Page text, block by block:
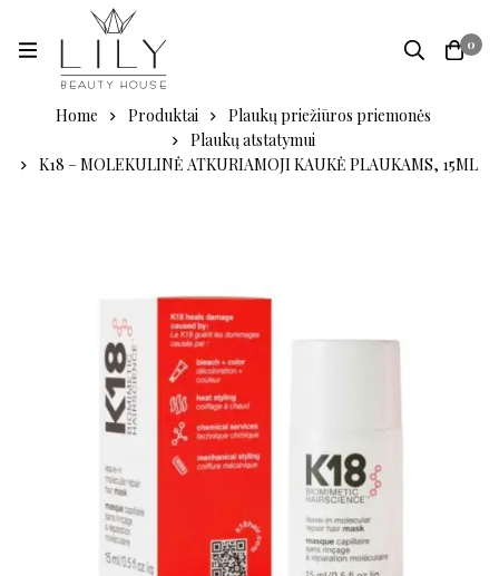
0
Home Produktai
Plaukų priežiūros priemonės
Plaukų atstatymui
K18 – MOLEKULINĖ ATKURIAMOJI KAUKĖ PLAUKAMS, 15ML